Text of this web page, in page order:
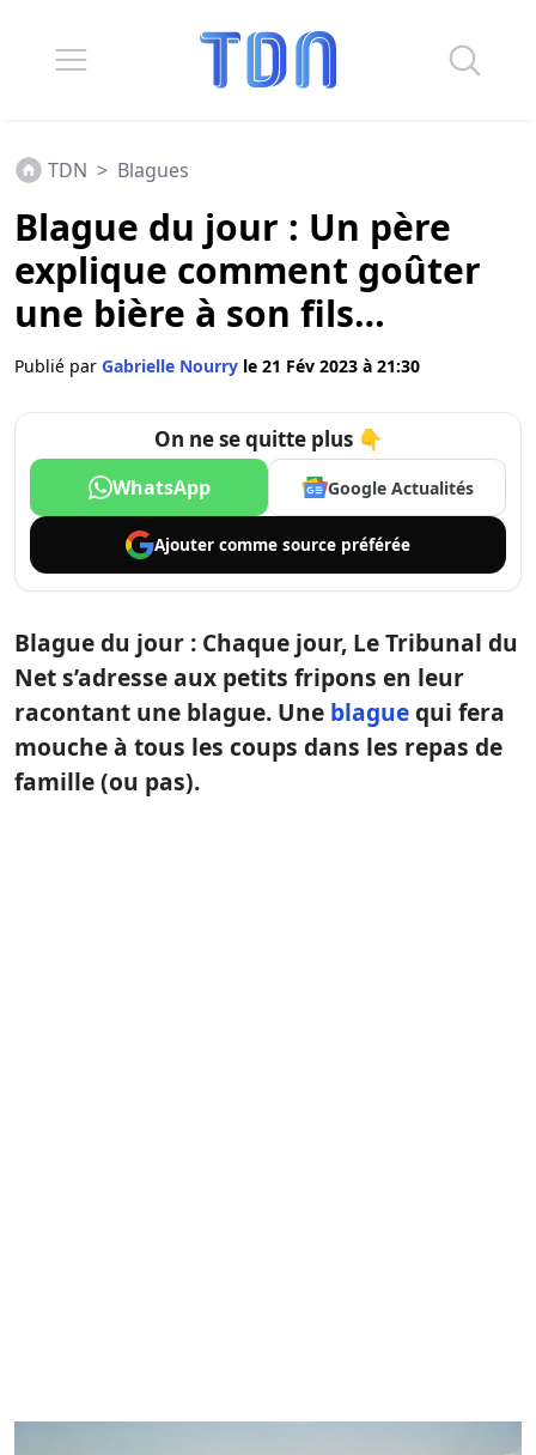
TDN > Blagues
Blague du jour : Un père
explique comment goûter
une bière à son fils…
Publié par Gabrielle Nourry le 21 Fév 2023 à 21:30
On ne se quitte plus 👇
WhatsApp Google Actualités
Ajouter comme source préférée
Blague du jour : Chaque jour, Le Tribunal du
Net s’adresse aux petits fripons en leur
racontant une blague. Une blaguequi fera
mouche à tous les coups dans les repas de
famille (ou pas).